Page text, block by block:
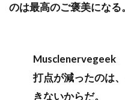
のは最高のご褒美になる。
Musclenervegeek
打点が減ったのは
きないからだ。